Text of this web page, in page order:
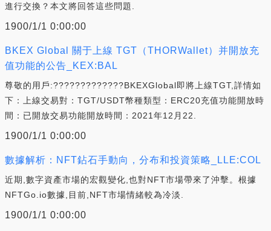
進行交換？本文將回答這些問題.
1900/1/1 0:00:00
BKEX Global 關于上線 TGT（THORWallet）并開放充
值功能的公告_KEX:BAL
尊敬的用戶:?????????????BKEXGlobal即將上線TGT,詳情如
下：上線交易對：TGT/USDT幣種類型：ERC20充值功能開放時
間：已開放交易功能開放時間：2021年12月22.
1900/1/1 0:00:00
數據解析：NFT鉆石手動向，分布和投資策略_LLE:COL
近期,數字資產市場的宏觀變化,也對NFT市場帶來了沖擊。根據
NFTGo.io數據,目前,NFT市場情緒較為冷淡.
1900/1/1 0:00:00